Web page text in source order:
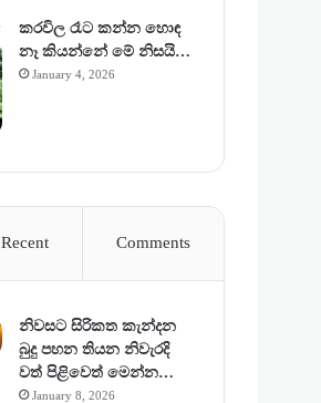
කරවිල රෑට කන්න හොඳ
නෑ කියන්නේ මේ නිසයි…
January 4, 2026
Recent Comments
නිවසට සිරිකත කැන්දන
බුදු පහන තියන නිවැරදි
වත් පිළිවෙත් මෙන්න…
January 8, 2026